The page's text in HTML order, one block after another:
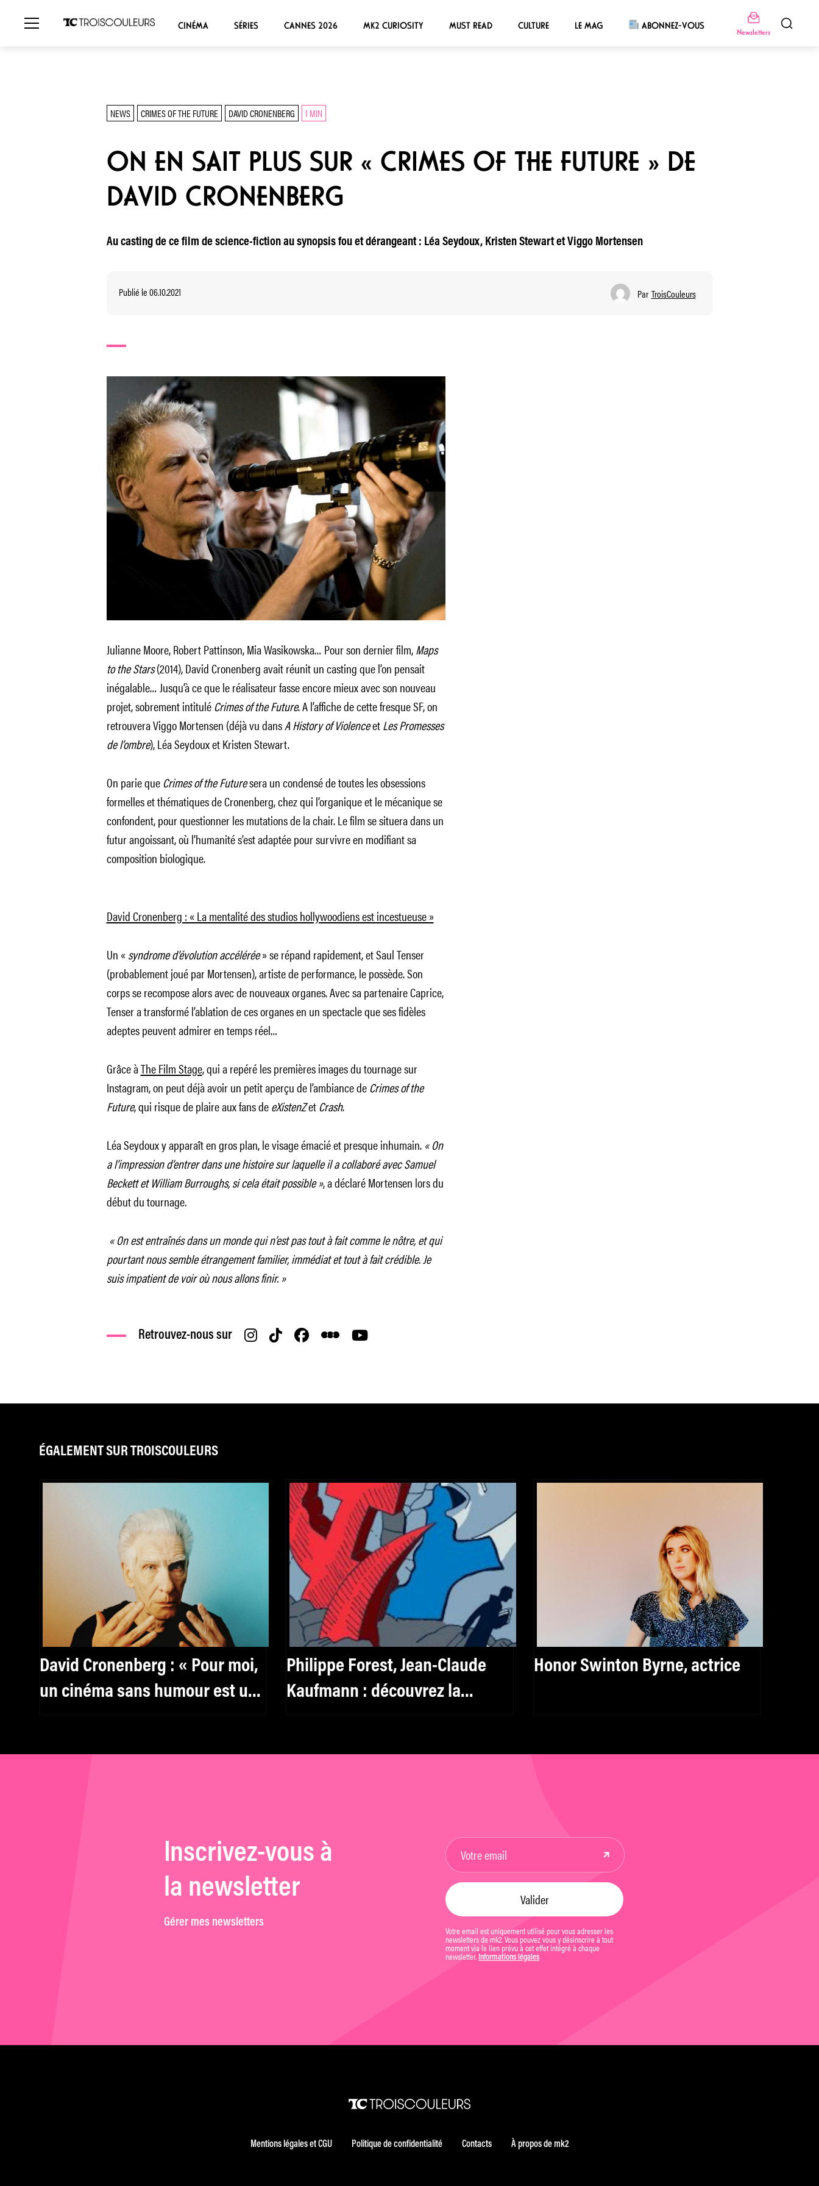
CINÉMA SÉRIES CANNES 2026 MK2 CURIOSITY MUST READ CULTURE LE MAG ABONNEZ-VOUS
Newsletters
NEWS CRIMES OF THE FUTURE DAVID CRONENBERG 1 MIN
ON EN SAIT PLUS SUR « CRIMES OF THE FUTURE » DE
DAVID CRONENBERG
Au casting de ce film de science-fiction au synopsis fou et dérangeant : Léa Seydoux, Kristen Stewart et Viggo Mortensen
Publié le 06.10.2021 Par TroisCouleurs
Julianne Moore, Robert Pattinson, Mia Wasikowska… Pour son dernier film,Maps
to the Stars(2014), David Cronenberg avait réunit un casting que l’on pensait
inégalable… Jusqu’à ce que le réalisateur fasse encore mieux avec son nouveau
projet, sobrement intitulé Crimes of the Future. A l’affiche de cette fresque SF, on
retrouvera Viggo Mortensen (déjà vu dansA History of ViolenceetLes Promesses
de l’ombre), Léa Seydoux et Kristen Stewart.
On parie que Crimes of the Futuresera un condensé de toutes les obsessions
formelles et thématiques de Cronenberg, chez qui l’organique et le mécanique se
confondent, pour questionner les mutations de la chair. Le film se situera dans un
futur angoissant, où l’humanité s’est adaptée pour survivre en modifiant sa
composition biologique.
David Cronenberg : « La mentalité des studios hollywoodiens est incestueuse »
Un «syndrome d’évolutionaccélérée» se répand rapidement, et Saul Tenser
(probablement joué par Mortensen), artiste de performance, le possède. Son
corps se recompose alors avec de nouveaux organes. Avec sa partenaire Caprice,
Tenser a transformé l’ablation de ces organes en un spectacle que ses fidèles
adeptes peuvent admirer en temps réel…
Grâce àThe Film Stage, qui a repéré les premières images du tournage sur
Instagram, on peut déjà avoir un petit aperçu de l’ambiance de Crimes of the
Future, qui risque de plaire aux fans deeXistenZet Crash.
Léa Seydoux y apparaît en gros plan, le visage émacié et presque inhumain. « On
a l’impression d’entrer dans une histoire sur laquelle il a collaboré avec Samuel
Beckett et William Burroughs, si cela était possible », a déclaré Mortensen lors du
début du tournage.
« On est entraînés dans un monde qui n’est pas tout à fait comme le nôtre, et qui
pourtant nous semble étrangement familier, immédiat et tout à fait crédible. Je
suis impatient de voir où nous allons finir. »
Retrouvez-nous sur
ÉGALEMENT SUR TROISCOULEURS
David Cronenberg : « Pour moi,
un cinéma sans humour est un
Philippe Forest, Jean-Claude
Kaufmann : découvrez la
Honor Swinton Byrne, actrice
Inscrivez-vous à
la newsletter
Gérer mes newsletters
Votre email est uniquement utilisé pour vous adresser les
newsletters de mk2. Vous pouvez vous y désinscrire à tout
moment via le lien prévu à cet effet intégré à chaque
newsletter. Informations légales
Mentions légales et CGU Politique de confidentialité Contacts À propos de mk2